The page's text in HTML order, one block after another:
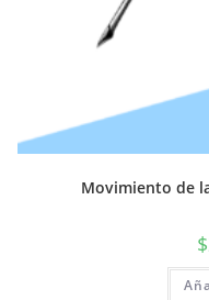
Movimiento de
$